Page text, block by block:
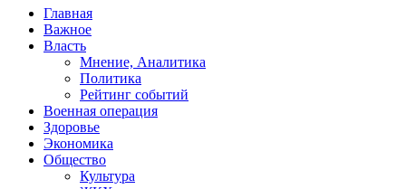
Главная
Важное
Власть
Мнение, Аналитика
Политика
Рейтинг событий
Военная операция
Здоровье
Экономика
Общество
Культура